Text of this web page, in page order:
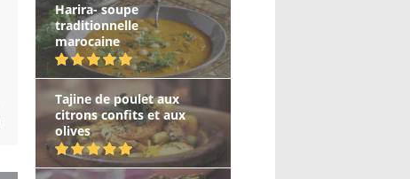
Harira- soupe
traditionnelle
marocaine
Tajine de poulet aux
citrons confits et aux
olives